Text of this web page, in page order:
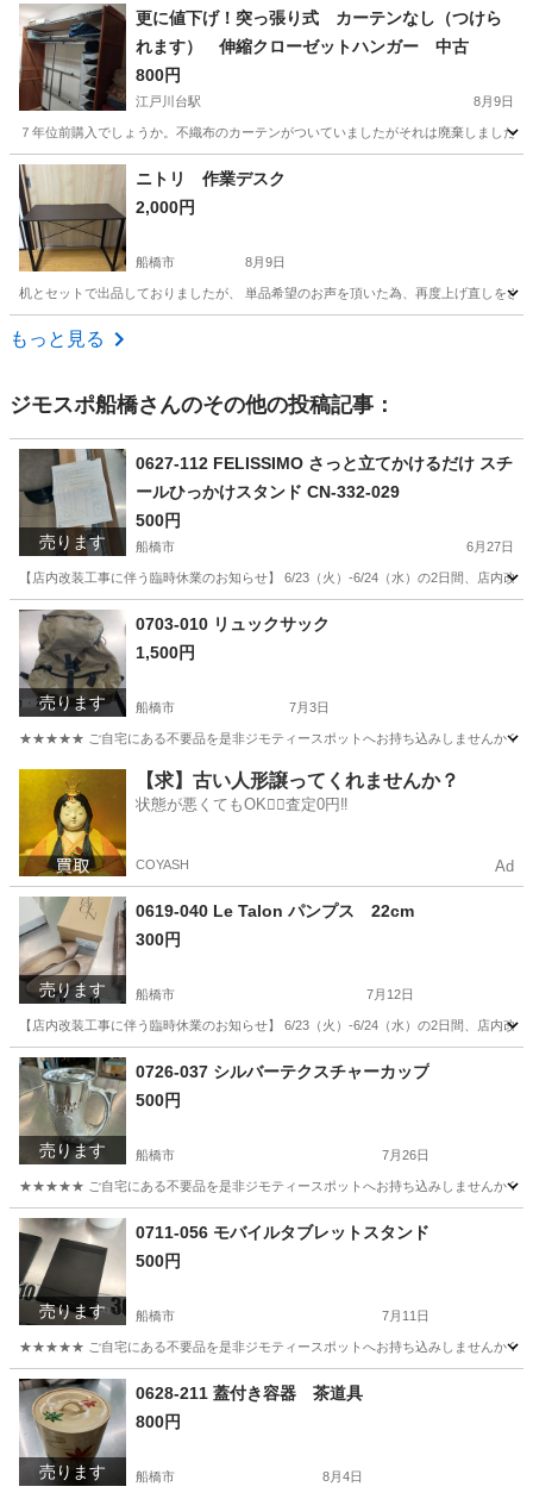
千葉 船橋市 西船橋駅 オフィス用家具
更に値下げ！突っ張り式 カーテンなし（つけら
れます） 伸縮クローゼットハンガー 中古
800円
江戸川台駅 8月9日
７年位前購入でしょうか。不織布のカーテンがついていましたがそれは廃棄しまし
江戸川台駅 収納家具
ニトリ 作業デスク
2,000円
船橋市 8月9日
机とセットで出品しておりましたが、 単品希望のお声を頂いた為、再度上げ直しをさ
千葉 船橋市
もっと見る
ジモスポ船橋さんのその他の投稿記事：
売ります
0627-112 FELISSIMO さっと立てかけるだけ スチ
ールひっかけスタンド CN-332-029
500円
船橋市 6月27日
【店内改装工事に伴う臨時休業のお知らせ】 6/23（火）-6/24（水）の2日間、店内
千葉 船橋市 リユース
売ります
0703-010 リュックサック
1,500円
船橋市 7月3日
★★★★★ ご自宅にある不要品を是非ジモティースポットへお持ち込みしませんか？
バッグ 現地
【求】古い人形譲ってくれませんか？
状態が悪くてもOK🙆‍♀️査定0円‼️
COYASH Ad
売ります
0619-040 Le Talon パンプス 22cm
300円
船橋市 7月12日
【店内改装工事に伴う臨時休業のお知らせ】 6/23（火）-6/24（水）の2日間、店内
千葉 船橋市
売ります
0726-037 シルバーテクスチャーカップ
500円
船橋市 7月26日
★★★★★ ご自宅にある不要品を是非ジモティースポットへお持ち込みしませんか？
千葉 船橋市
売ります
0711-056 モバイルタブレットスタンド
500円
船橋市 7月11日
★★★★★ ご自宅にある不要品を是非ジモティースポットへお持ち込みしませんか？
千葉 船橋市 現地
売ります
0628-211 蓋付き容器 茶道具
800円
船橋市 8月4日